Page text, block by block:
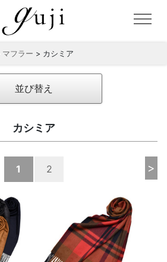
マフラー > カシミア
並び替え
カシミア
>
1 2